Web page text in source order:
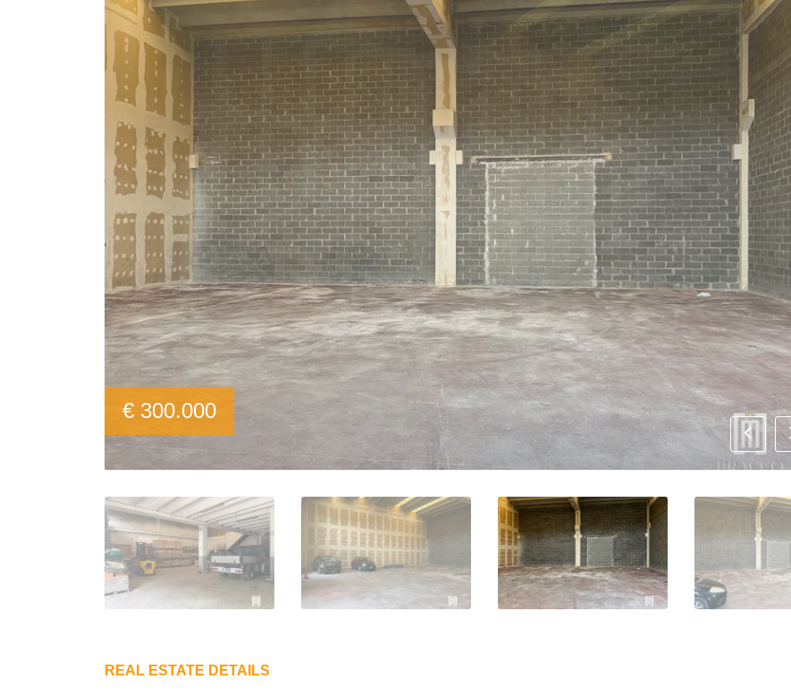
€ 300.000
REAL ESTATE DETAILS